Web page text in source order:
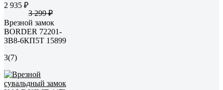
2 935 ₽
3 299 ₽
Врезной замок
BORDER 72201-
ЗВ8-6КП5Т 15899
3(7)